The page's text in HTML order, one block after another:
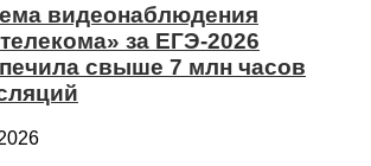
видеонаблюдения
за ЕГЭ-2026
свыше 7 млн часов